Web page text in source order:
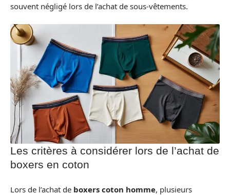
souvent négligé lors de l’achat de sous-vêtements.
Les critères à considérer lors de l’achat de
boxers en coton
Lors de l’achat de boxers coton homme, plusieurs